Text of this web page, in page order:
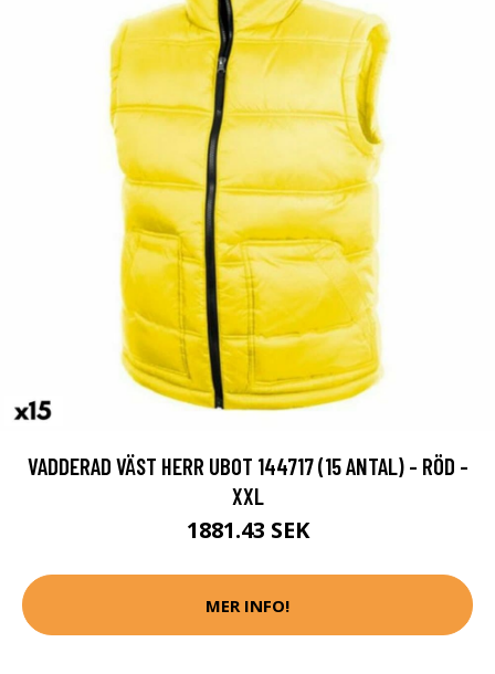
VADDERAD VÄST HERR UBOT 144717 (15 ANTAL) - RÖD -
XXL
1881.43 SEK
MER INFO!